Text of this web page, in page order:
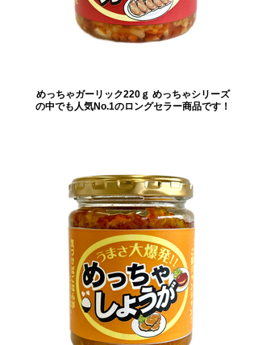
めっちゃガーリック220ｇ めっちゃシリーズ
の中でも人気No.1のロングセラー商品です！